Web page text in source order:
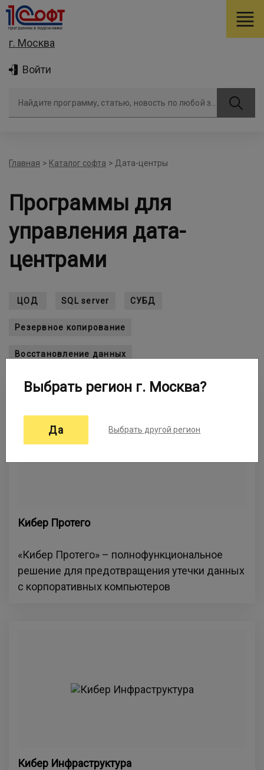
г. Москва
Войти
Главная > Каталог софта > Дата-центры
Программы для
управления дата-
центрами
ЦОД SQL server СУБД
Резервное копирование
Восстановление данных
Кибер Протего
«Кибер Протего» – полнофункциональное
решение для предотвращения утечки данных
с корпоративных компьютеров
Кибер Инфраструктура
Выбрать регион г. Москва?
Да Выбрать другой регион